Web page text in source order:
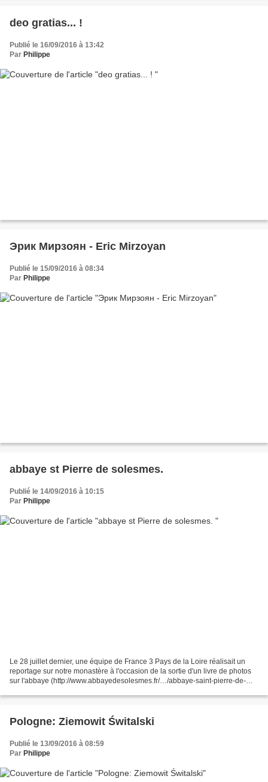
deo gratias... !
Publié le 16/09/2016 à 13:42
Par Philippe
Эрик Мирзоян - Eric Mirzoyan
Publié le 15/09/2016 à 08:34
Par Philippe
abbaye st Pierre de solesmes.
Publié le 14/09/2016 à 10:15
Par Philippe
Le 28 juillet dernier, une équipe de France 3 Pays de la Loire réalisait un
reportage sur notre monastère à l'occasion de la sortie d'un livre de photos
sur l'abbaye (http://www.abbayedesolesmes.fr/…/abbaye-saint-pierre-de-
Pologne: Ziemowit Świtalski
Publié le 13/09/2016 à 08:59
Par Philippe